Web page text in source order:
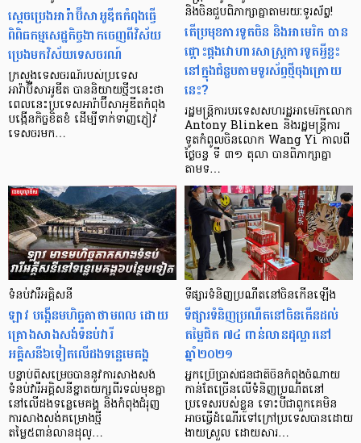
ស្តេចប្រេងអារ៉ាប៊ីសាអូឌីតកំពុងធ្វើ
ពិពិធកម្មសេដ្ឋកិច្ចងាកចេញពីវិស័យ
ប្រេងមកវិស័យទេសចរណ៍
ក្រសួងទេសចរណ៍របស់ប្រទេស
អារ៉ាប៊ីសាអូឌីត បាននិយាយថ្មីៗនេះថា
ពេលនេះប្រទេសអារ៉ាប៊ីសាអូឌីតកំពុង
បង្កើនកិច្ចខិតខំ ដើម្បីទាក់ទាញភ្ញៀវ
ទេសចរមក…
និងចិនជួបពិភាក្សាគ្នាតាមរយៈទូរស័ព្ទ!
តើប្រមុខការទូតចិន និងអាមេរិក បាន
ផ្ដោះផ្ដងវោហារសាស្ត្រការទូតអ្វីខ្លះ
នៅក្នុងជំនួបតាមទូរស័ព្ទថ្មីចុងក្រោយ
នេះ?
រដ្ឋមន្ត្រីការបរទេសសហរដ្ឋអាមេរិកលោក
Antony Blinken និងរដ្ឋមន្ត្រីការ
ទូតកំពូលចិនលោក Wang Yi កាលពី
ថ្ងៃចន្ទ ទី ៣១ តុលា បានពិភាក្សាគ្នា
តាមទ…
ទំនប់វារីអគ្គិសនី
ឡាវ បង្កើនមហិច្ឆតាថាមពល ដោយ
គ្រោងសាងសង់ទំនប់វារី
អគ្គិសនី៦ទៀតលើដងទន្លេមេគង្គ
បន្ទាប់ពីសម្រេចបាននូវការសាងសង់
ទំនប់វារីអគ្គិសនីខ្នាតយក្សពីរទល់មុខគ្នា
នៅលើដងទន្លេមេគង្គ និងកំពុងជំរុញ
ការសាងសង់គម្រោងថ្មី
តម្លៃ៥ពាន់លានដុល្…
ទីផ្សារទំនិញប្រណីតនៅចិនកើនឡើង
ទីផ្សារទំនិញប្រណីតនៅចិនកើនដល់
តម្លៃជិត ៧៤ ពាន់លានដុល្លារនៅ
ឆ្នាំ២០២១
អ្នកប្រើប្រាស់ជនជាតិចិនកំពុងចំណាយ
កាន់តែច្រើនលើទំនិញប្រណីតនៅ
ប្រទេសរបស់ខ្លួន ទោះបីជាពួកគេមិន
អាចធ្វើដំណើរទៅក្រៅប្រទេសបានដោយ
ងាយស្រួល ដោយសារ…